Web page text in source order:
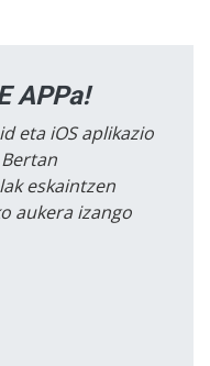
APPa!
eta iOS aplikazio
eskaintzen
aukera izango